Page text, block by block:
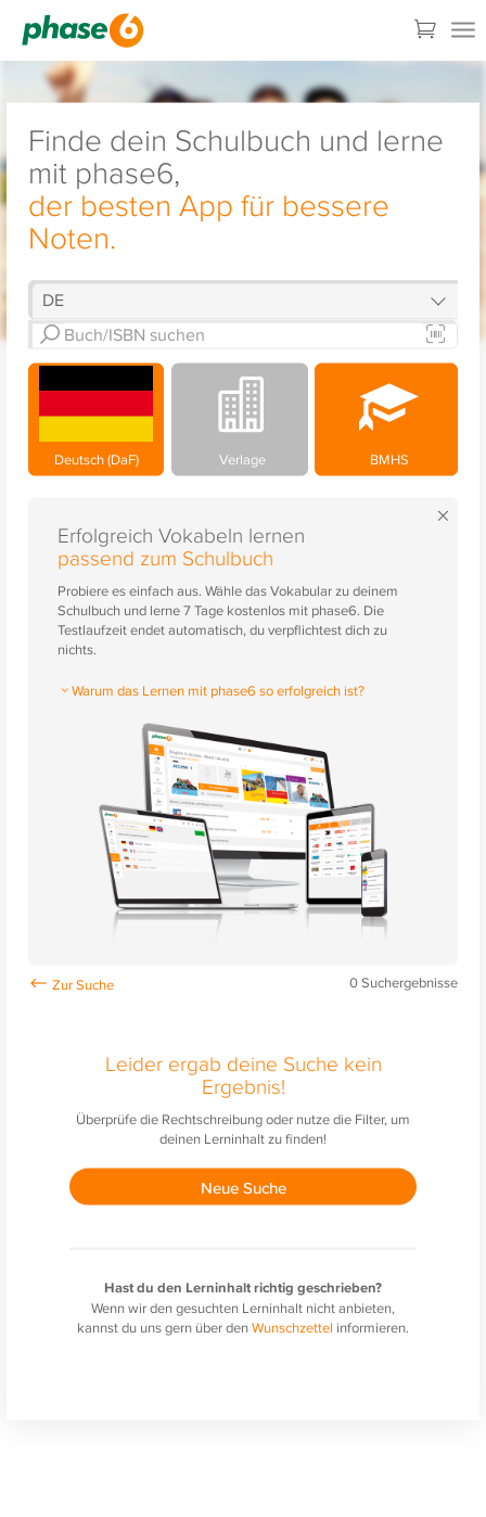
Finde dein Schulbuch und lerne
mit phase6,
der besten App für bessere
Noten.
Deutsch (DaF) Verlage BMHS
×
Erfolgreich Vokabeln lernen
passend zum Schulbuch
Probiere es einfach aus. Wähle das Vokabular zu deinem
Schulbuch und lerne 7 Tage kostenlos mit phase6. Die
Testlaufzeit endet automatisch, du verpflichtest dich zu
nichts.
Warum das Lernen mit phase6 so erfolgreich ist?
0Suchergebnisse
Leider ergab deine Suche kein
Ergebnis!
Überprüfe die Rechtschreibung oder nutze die Filter, um
deinen Lerninhalt zu finden!
Neue Suche
Hast du den Lerninhalt richtig geschrieben?
Wenn wir den gesuchten Lerninhalt nicht anbieten,
kannst du uns gern über denWunschzettel informieren.